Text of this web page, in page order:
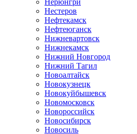
Нерюнгри
Нестеров
Нефтекамск
Нефтеюганск
Нижневартовск
Нижнекамск
Нижний Новгород
Нижний Тагил
Новоалтайск
Новокузнецк
Новокуйбышевск
Новомосковск
Новороссийск
Новосибирск
Новосиль